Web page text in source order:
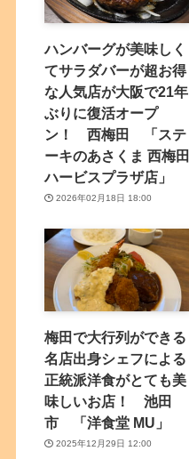
ハンバーグが美味しく
てサラダバーが超お得
な人気店が大阪で21年
ぶりに復活オープ
ン！ 西梅田 「ステ
ーキのあさくま 西梅田
ハービスプラザ店」
2026年02月18日 18:00
梅田で大行列ができる
名店出身シェフによる
正統派洋食がとても美
味しいお店！ 池田
市 「洋食堂 MU」
2025年12月29日 12:00